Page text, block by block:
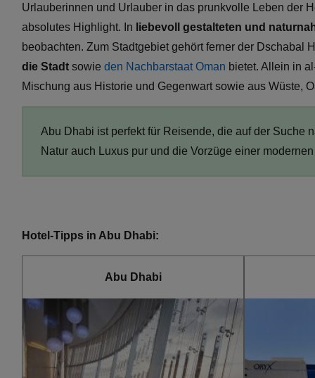
Urlauberinnen und Urlauber in das prunkvolle Leben der
absolutes Highlight. In liebevoll gestalteten und
beobachten. Zum Stadtgebiet gehört ferner der Dschabal
die Stadt sowie den Nachbarstaat Oman bietet. Allein in
Mischung aus Historie und Gegenwart sowie aus Wüste,
Abu Dhabi ist perfekt für Reisende, die auf der Suche
Natur auch Luxus pur und die Vorzüge einer
Hotel-Tipps in Abu Dhabi:
Abu Dhabi